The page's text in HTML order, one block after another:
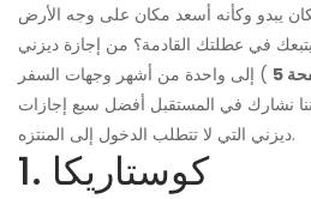
في عطلتك القادمة؟ من إجازة ديزني
5
) إلى واحدة من أشهر وجهات السفر
نشارك في المستقبل أفضل سبع إجازات
ديزني التي لا تتطلب الدخول إلى المنتزه.
1. كوستاريكا